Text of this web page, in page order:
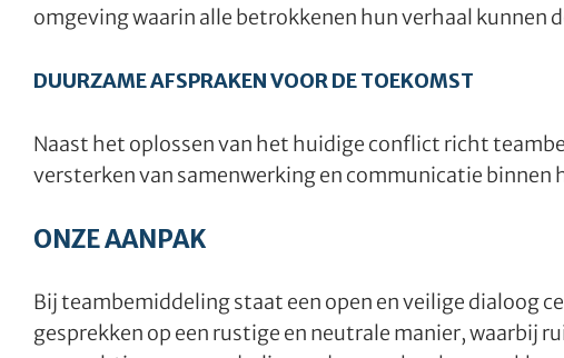
omgeving waarin alle betrokkenen hun verhaal kunnen
DUURZAME AFSPRAKEN VOOR DE TOEKOMST
Naast het oplossen van het huidige conflict richt
versterken van samenwerking en communicatie binnen
ONZE AANPAK
Bij teambemiddeling staat een open en veilige dialoog
gesprekken op een rustige en neutrale manier, waarbij